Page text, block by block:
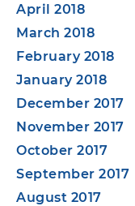
April 2018
March 2018
February 2018
January 2018
December 2017
November 2017
October 2017
September 2017
August 2017